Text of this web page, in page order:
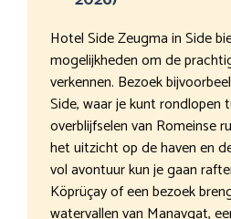
Hotel Side Zeugma in Side
mogelijkheden om de
verkennen. Bezoek
Side, waar je kunt rondlopen
overblijfselen van Romeinse
het uitzicht op de haven en
vol avontuur kun je gaan
Köprüçay of een bezoek
watervallen van Manavgat,